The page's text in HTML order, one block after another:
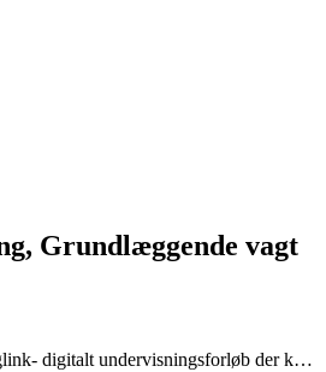
Grundlæggende vagt
digitalt undervisningsforløb der kan